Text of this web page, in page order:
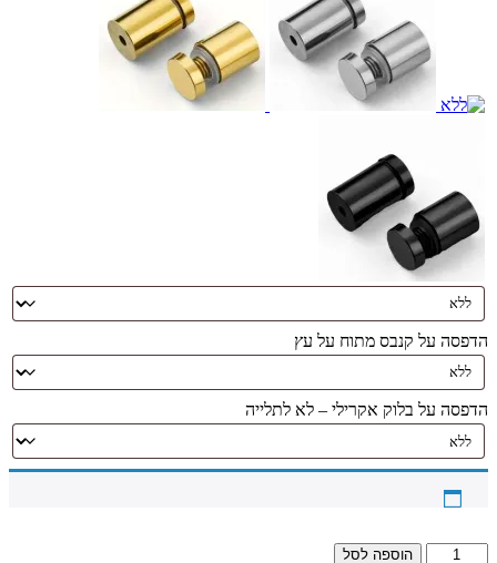
הדפסה על קנבס מתוח על עץ
הדפסה על בלוק אקרילי – לא לתלייה
כמות
הוספה לסל